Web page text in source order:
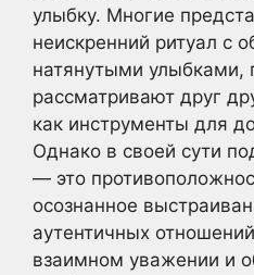
улыбку. Многие
неискренний ритуал с
натянутыми улыбками,
рассматривают друг
как инструменты для
Однако в своей сути
— это
осознанное
аутентичных
взаимном уважении и